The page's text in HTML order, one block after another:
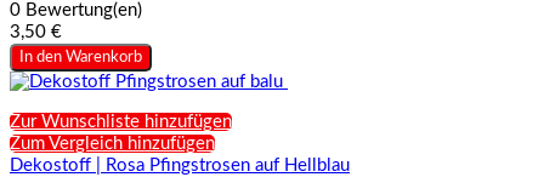
0 Bewertung(en)
3,50 €
In den Warenkorb
Zur Wunschliste hinzufügen
Zum Vergleich hinzufügen
Dekostoff | Rosa Pfingstrosen auf Hellblau